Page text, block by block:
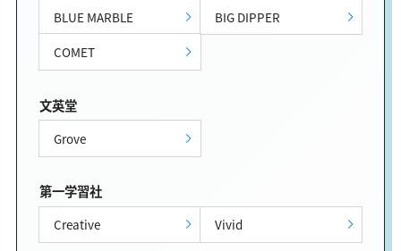
BLUE MARBLE
BIG DIPPER
COMET
文英堂
Grove
第一学習社
Creative Vivid